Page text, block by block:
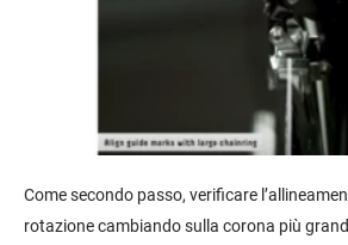
Come secondo passo, verificare
rotazione cambiando sulla corona più